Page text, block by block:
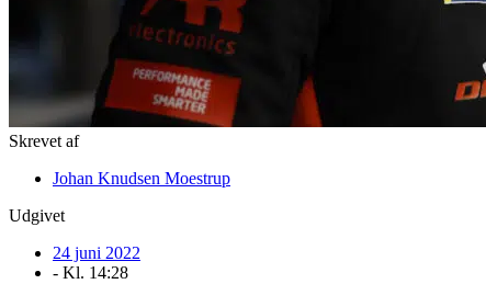
Skrevet af
Johan Knudsen Moestrup
Udgivet
24 juni 2022
- Kl. 14:28